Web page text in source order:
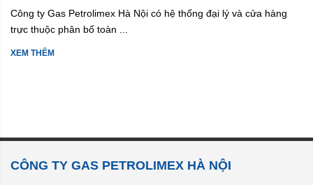
Công ty Gas Petrolimex Hà Nội có hệ thống đại lý và cửa hàng
trực thuộc phân bố toàn ...
XEM THÊM
CÔNG TY GAS PETROLIMEX HÀ NỘI